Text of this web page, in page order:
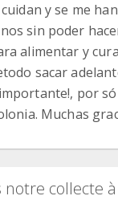
y se me
sin poder
alimentar y
sacar
por
Muchas
collecte à